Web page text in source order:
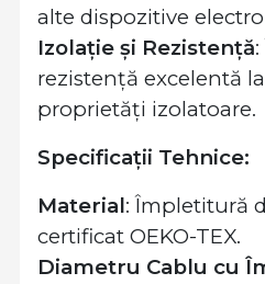
alte dispozitive
Izolație și Rezistență
rezistență excelentă
proprietăți izolatoare.
Specificații Tehnice:
Material: Împletitură
certificat OEKO-TEX.
Diametru Cablu cu